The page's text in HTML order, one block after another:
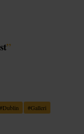
”
#Dublin #Galleri